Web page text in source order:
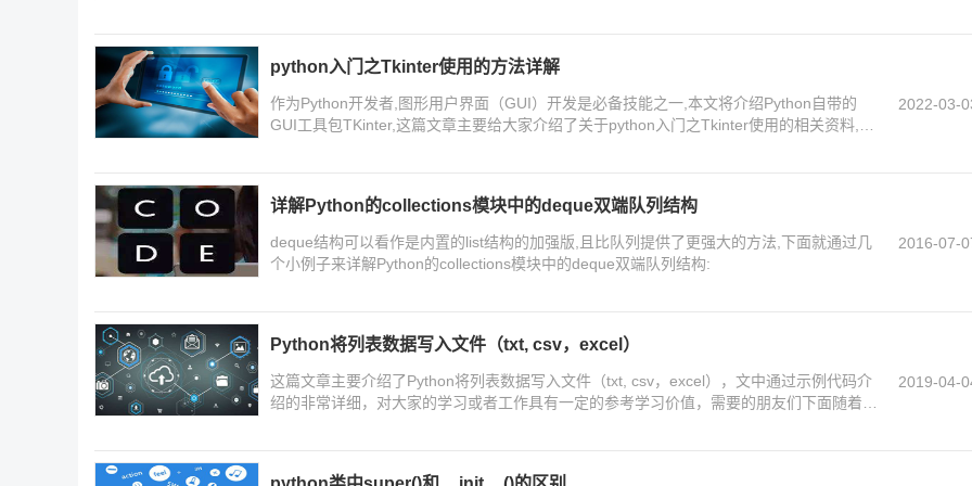
python入门之Tkinter使用的方法详解
作为Python开发者,图形用户界面（GUI）开发是必备技能之一,本文将介绍Python自带的
GUI工具包TKinter,这篇文章主要给大家介绍了关于python入门之Tkinter使用的相关资料,需
2022-03-
详解Python的collections模块中的deque双端队列结构
deque结构可以看作是内置的list结构的加强版,且比队列提供了更强大的方法,下面就通过几
个小例子来详解Python的collections模块中的deque双端队列结构:
2016-07-
Python将列表数据写入文件（txt, csv，excel）
这篇文章主要介绍了Python将列表数据写入文件（txt, csv，excel），文中通过示例代码介
绍的非常详细，对大家的学习或者工作具有一定的参考学习价值，需要的朋友们下面随着小
2019-04-